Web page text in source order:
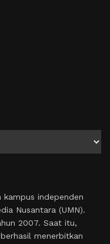
kampus independen
Nusantara (UMN).
2007. Saat itu,
menerbitkan